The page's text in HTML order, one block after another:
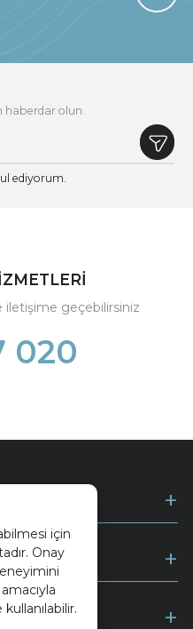
için
Onay
haberdar olun.
ediyorum.
geçebilirsiniz
020